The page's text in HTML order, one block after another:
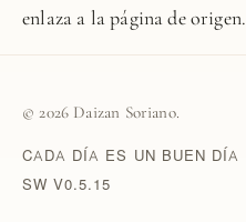
enlaza a la página de origen.
© 2026 Daizan Soriano.
CADA DÍA ES UN BUEN DÍA
SW V0.5.15